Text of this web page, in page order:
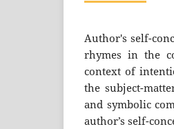
Author's self-
rhymes in the
context of
the subject-
and symbolic
author’s self-